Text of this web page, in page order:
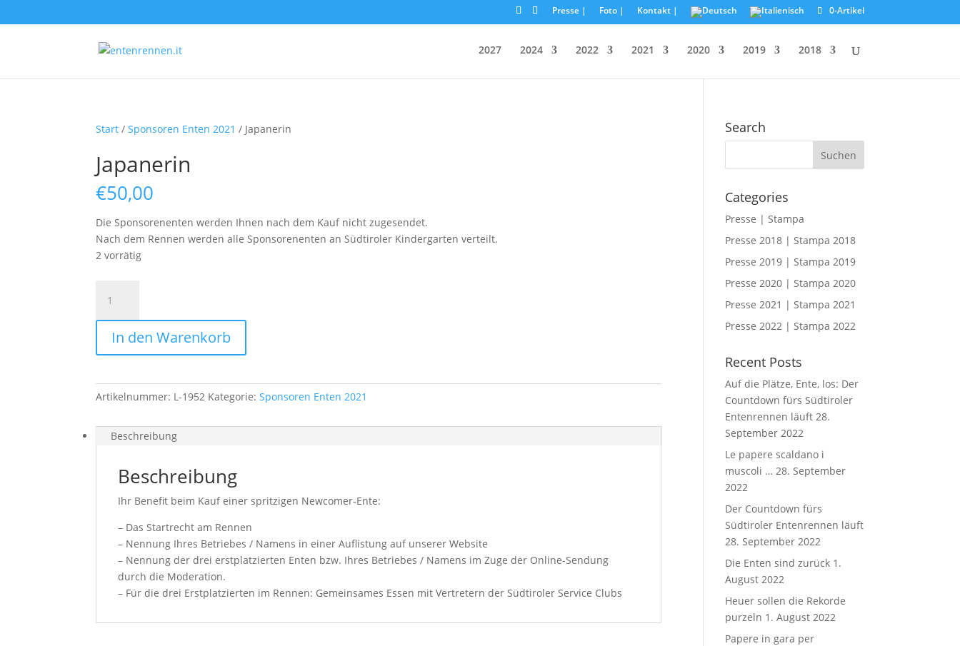
Presse | Foto | Kontakt | 0-Artikel
2027 2024 2022 2021 2020 2019 2018
Start /Sponsoren Enten 2021 / Japanerin
Japanerin
€50,00
Die Sponsorenenten werden Ihnen nach dem Kauf nicht zugesendet.
Nach dem Rennen werden alle Sponsorenenten an Südtiroler Kindergarten verteilt.
2 vorrätig
Menge
In den Warenkorb
Artikelnummer: L-1952 Kategorie:Sponsoren Enten 2021
Beschreibung
Beschreibung
Ihr Benefit beim Kauf einer spritzigen Newcomer-Ente:
– Das Startrecht am Rennen
– Nennung Ihres Betriebes / Namens in einer Auflistung auf unserer Website
– Nennung der drei erstplatzierten Enten bzw. Ihres Betriebes / Namens im Zuge der Online-Sendung
durch die Moderation.
– Für die drei Erstplatzierten im Rennen: Gemeinsames Essen mit Vertretern der Südtiroler Service Clubs
Search
Categories
Presse | Stampa
Presse 2018 | Stampa 2018
Presse 2019 | Stampa 2019
Presse 2020 | Stampa 2020
Presse 2021 | Stampa 2021
Presse 2022 | Stampa 2022
Recent Posts
Auf die Plätze, Ente, los: Der
Countdown fürs Südtiroler
Entenrennen läuft 28.
September 2022
Le papere scaldano i
muscoli … 28. September
2022
Der Countdown fürs
Südtiroler Entenrennen läuft
28. September 2022
Die Enten sind zurück 1.
August 2022
Heuer sollen die Rekorde
purzeln 1. August 2022
Papere in gara per